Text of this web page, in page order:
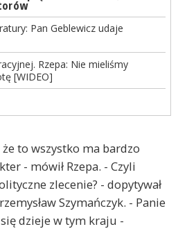
Pan Geblewicz udaje
Rzepa: Nie mieliśmy
[WIDEO]
to wszystko ma bardzo
- mówił Rzepa. - Czyli
zlecenie? - dopytywał
Szymańczyk. - Panie
dzieje w tym kraju -